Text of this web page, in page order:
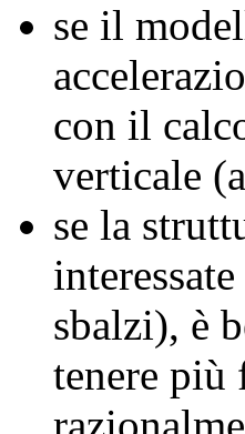
se il
con il
verticale
se la
sbalzi), è
tenere più